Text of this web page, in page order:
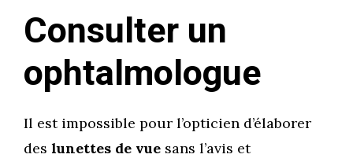
Consulter un
ophtalmologue
Il est impossible pour l’opticien d’élaborer
des lunettes de vue sans l’avis et